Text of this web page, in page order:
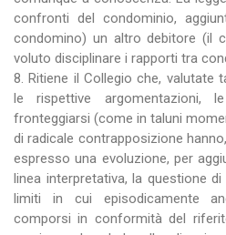
confronti del condominio,
condomino) un altro debitore (il
voluto disciplinare i rapporti tra
8. Ritiene il Collegio che, valutate
le rispettive argomentazioni,
fronteggiarsi (come in taluni
di radicale contrapposizione
espresso una evoluzione, per
linea interpretativa, la questione
limiti in cui episodicamente
comporsi in conformità del